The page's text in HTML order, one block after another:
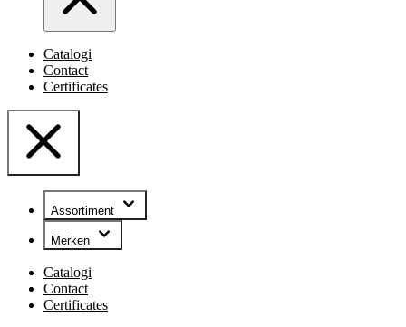
Catalogi
Contact
Certificates
Assortiment
Merken
Catalogi
Contact
Certificates